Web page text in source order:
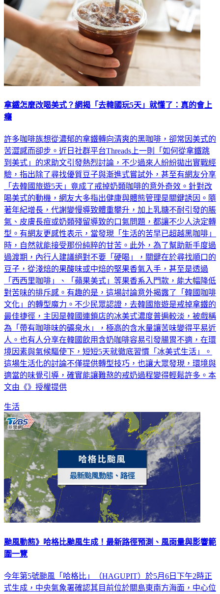
拿鐵怎麼改喝美式？網揭「去韓國玩5天」就懂了：真的會上
許多咖啡族想從濃郁的拿鐵轉向清爽的黑咖啡，卻常因美式的
苦澀感而卻步。近日社群平台Threads上一則「如何從拿鐵跳
到美式」的求助文引發熱烈討論，不少過來人紛紛拋出實戰經
驗，指出除了尋找優質豆子與漸進式嘗試外，甚至有網友分享
「去韓國旅遊5天」竟成了戒掉奶類咖啡的意外奇效。針對改
喝美式的動機，網友大多指出健康與體態管理是關鍵誘因。隨
著年紀增長，代謝變慢導致體重攀升，加上乳糖不耐引發的脹
氣、皮膚長痘或奶類殘留導致的口氣問題，都讓不少人決定轉
型。有網友更感性表示，當發現「生活的苦早已超越黑咖啡」
時，自然就能接受那份純粹的甘苦。此外，為了幫助新手度過
過渡期，內行人建議絕對不要「硬喝」，關鍵在於尋找順口的
豆子，從淺焙的果酸味或中焙的堅果香氣入手，甚至是透過
「西西里咖啡」、「蘋果美式」等果香系入門款，能大幅降低
對苦味的排斥感。有趣的是，這場討論意外揭露了「韓國咖啡
文化」的轉型魔力。不少民眾認證，去韓國旅遊是戒掉拿鐵的
最佳捷徑，主因是韓國連鎖店的冰美式濃度普遍較淡，被戲稱
為「帶有咖啡味的礦泉水」，極高的含水量讓苦味變得平易近
人。也有人分享在韓國飲用含奶咖啡容易引發腸胃不適，在環
境因素與氣候驅使下，短短5天就徹底習慣「冰美式生活」。
這場生活化的討論不僅提供轉型技巧，也讓大眾發現，環境與
適當的味覺引導，確實能讓難熬的戒奶過程變得輕鬆許多。本
生活
颱風動態》哈格比颱風生成！最新路徑預測、風雨量與影響範
今年第5號颱風「哈格比」（HAGUPIT）於5月6日下午2時正